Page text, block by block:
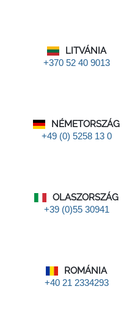
LITVÁNIA
+370 52 40 9013
NÉMETORSZÁG
+49 (0) 5258 13 0
OLASZORSZÁG
+39 (0)55 30941
ROMÁNIA
+40 21 2334293